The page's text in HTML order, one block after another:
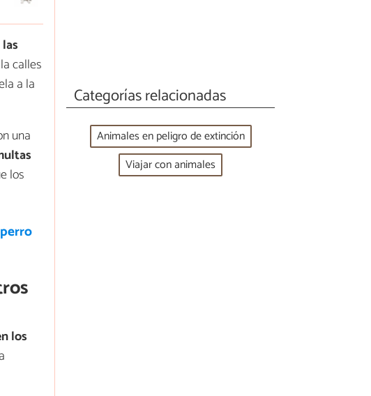
calles
a la
una
los
los
Categorías relacionadas
Animales en peligro de extinción
Viajar con animales